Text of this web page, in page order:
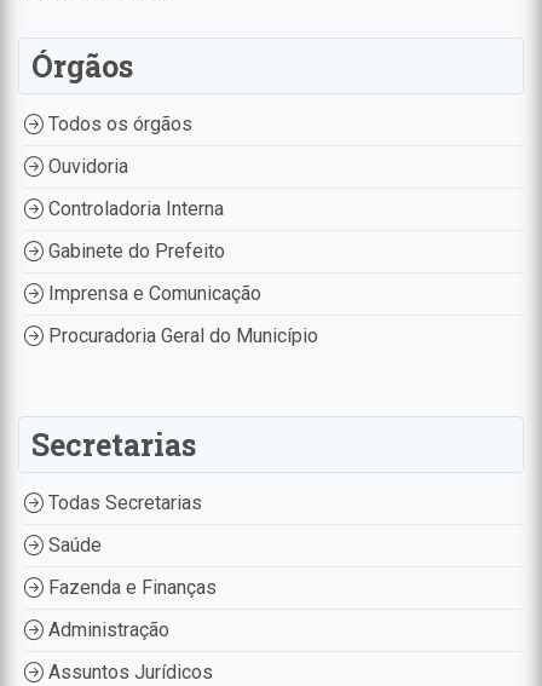
Órgãos
Todos os órgãos
Ouvidoria
Controladoria Interna
Gabinete do Prefeito
Imprensa e Comunicação
Procuradoria Geral do Município
Secretarias
Todas Secretarias
Saúde
Fazenda e Finanças
Administração
Assuntos Jurídicos